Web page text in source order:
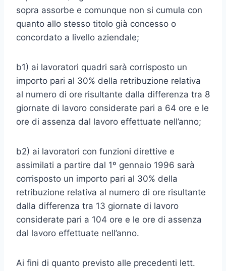
sopra assorbe e comunque non si cumula con
quanto allo stesso titolo già concesso o
concordato a livello aziendale;
b1) ai lavoratori quadri sarà corrisposto un
importo pari al 30% della retribuzione relativa
al numero di ore risultante dalla differenza tra 8
giornate di lavoro considerate pari a 64 ore e le
ore di assenza dal lavoro effettuate nell’anno;
b2) ai lavoratori con funzioni direttive e
assimilati a partire dal 1º gennaio 1996 sarà
corrisposto un importo pari al 30% della
retribuzione relativa al numero di ore risultante
dalla differenza tra 13 giornate di lavoro
considerate pari a 104 ore e le ore di assenza
dal lavoro effettuate nell’anno.
Ai fini di quanto previsto alle precedenti lett.